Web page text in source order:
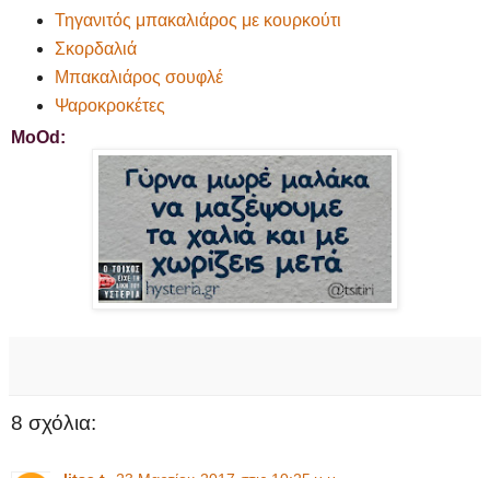
Τηγανιτός μπακαλιάρος με κουρκούτι
Σκορδαλιά
Μπακαλιάρος σουφλέ
Ψαροκροκέτες
MoOd:
8 σχόλια: